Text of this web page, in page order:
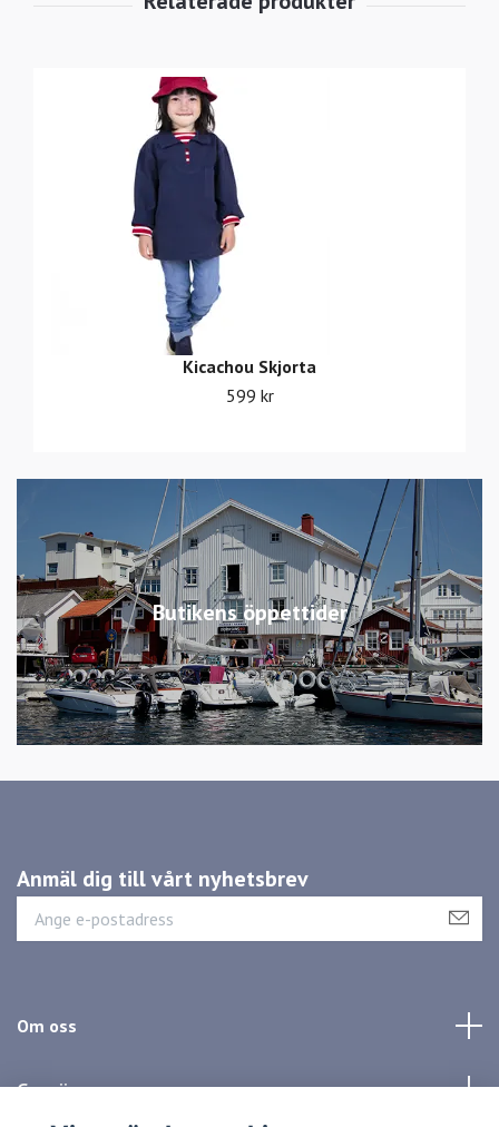
Butikens öppettider
Kicachou Skjorta
599 kr
Anmäl dig till vårt nyhetsbrev
Om oss
Genvägar